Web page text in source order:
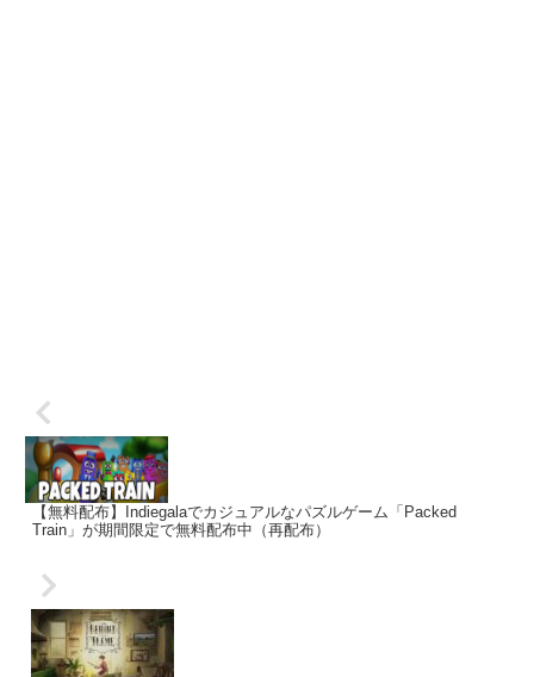
【無料配布】Indiegalaでカジュアルなパズルゲーム「Packed
Train」が期間限定で無料配布中（再配布）